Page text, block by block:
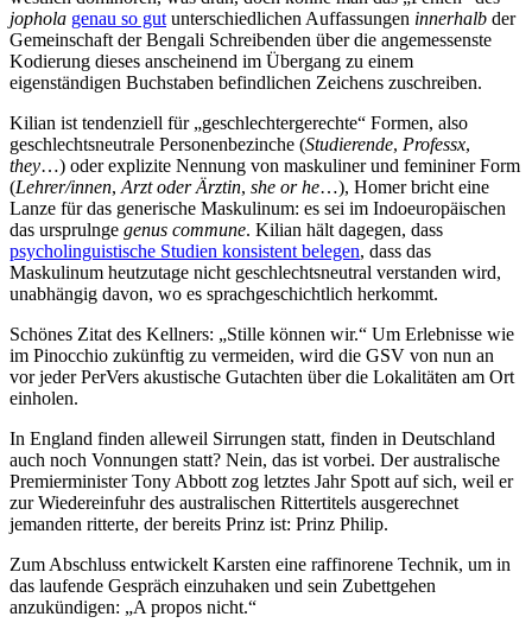
jophola genau so gut unterschiedlichen Auffassungen innerhalb der
Gemeinschaft der Bengali Schreibenden über die angemessenste
Kodierung dieses anscheinend im Übergang zu einem
eigenständigen Buchstaben befindlichen Zeichens zuschreiben.
Kilian ist tendenziell für „geschlechtergerechte“ Formen, also
geschlechtsneutrale Personenbezinche (Studierende, Professx,
they…) oder explizite Nennung von maskuliner und femininer Form
(Lehrer/innen, Arzt oder Ärztin, she or he…), Homer bricht eine
Lanze für das generische Maskulinum: es sei im Indoeuropäischen
das ursprulnge genus commune. Kilian hält dagegen, dass
psycholinguistische Studien konsistent belegen, dass das
Maskulinum heutzutage nicht geschlechtsneutral verstanden wird,
unabhängig davon, wo es sprachgeschichtlich herkommt.
Schönes Zitat des Kellners: „Stille können wir.“ Um Erlebnisse wie
im Pinocchio zukünftig zu vermeiden, wird die GSV von nun an
vor jeder PerVers akustische Gutachten über die Lokalitäten am Ort
einholen.
In England finden alleweil Sirrungen statt, finden in Deutschland
auch noch Vonnungen statt? Nein, das ist vorbei. Der australische
Premierminister Tony Abbott zog letztes Jahr Spott auf sich, weil er
zur Wiedereinfuhr des australischen Rittertitels ausgerechnet
jemanden ritterte, der bereits Prinz ist: Prinz Philip.
Zum Abschluss entwickelt Karsten eine raffinorene Technik, um in
das laufende Gespräch einzuhaken und sein Zubettgehen
anzukündigen: „A propos nicht.“